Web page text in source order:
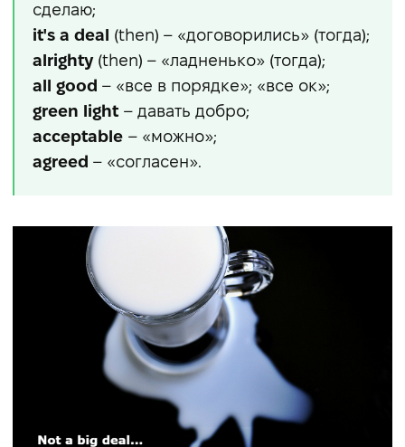
сделаю;
it's a deal (then) – «договорились» (тогда);
alrighty(then) – «ладненько» (тогда);
all good – «все в порядке»; «все ок»;
green light – давать добро;
acceptable – «можно»;
agreed – «согласен».